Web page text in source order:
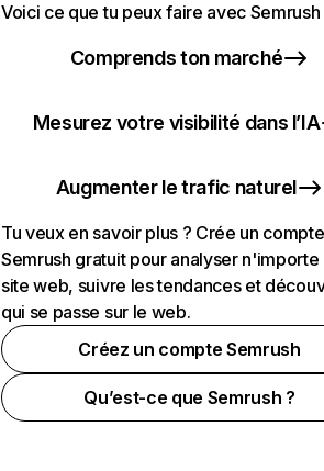
Voici ce que tu peux faire avec Semrush
Comprends ton marché
Mesurez votre visibilité dans l’IA
Augmenter le trafic naturel
Tu veux en savoir plus ? Crée un compte
Semrush gratuit pour analyser n'importe
site web, suivre les tendances et
qui se passe sur le web.
Créez un compte Semrush
Qu’est-ce que Semrush ?